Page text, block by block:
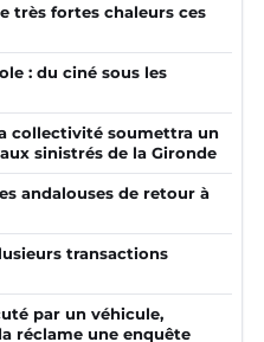
très fortes chaleurs ces
: du ciné sous les
collectivité soumettra un
sinistrés de la Gironde
andalouses de retour à
transactions
par un véhicule,
réclame une enquête